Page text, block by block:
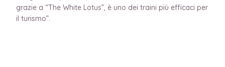
grazie a “The White Lotus”, è uno dei traini più efficaci per
il turismo”.